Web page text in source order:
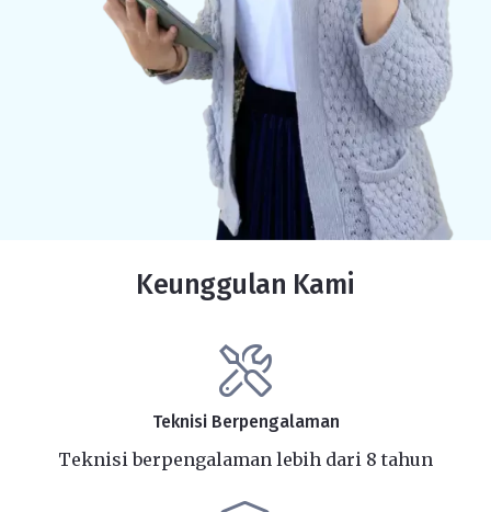
Keunggulan Kami
Teknisi Berpengalaman
Teknisi berpengalaman lebih dari 8 tahun